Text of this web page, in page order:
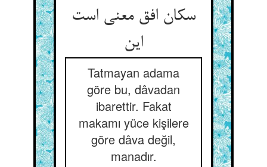
سکان افق معنی است
این‏
Tatmayan adama
göre bu, dâvadan
ibarettir. Fakat
makamı yüce kişilere
göre dâva değil,
manadır.